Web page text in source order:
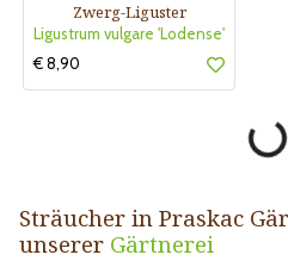
Zwerg-Liguster
Ligustrum vulgare 'Lodense'
€ 8,90
Sträucher in Praskac
unserer Gärtnerei